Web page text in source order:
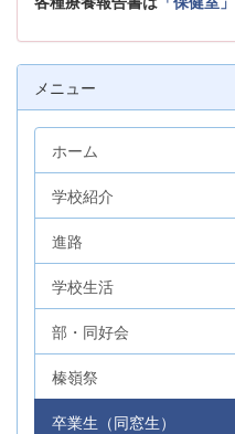
メニュー
ホーム
学校紹介
進路
学校生活
部・同好会
榛嶺祭
卒業生（同窓生）